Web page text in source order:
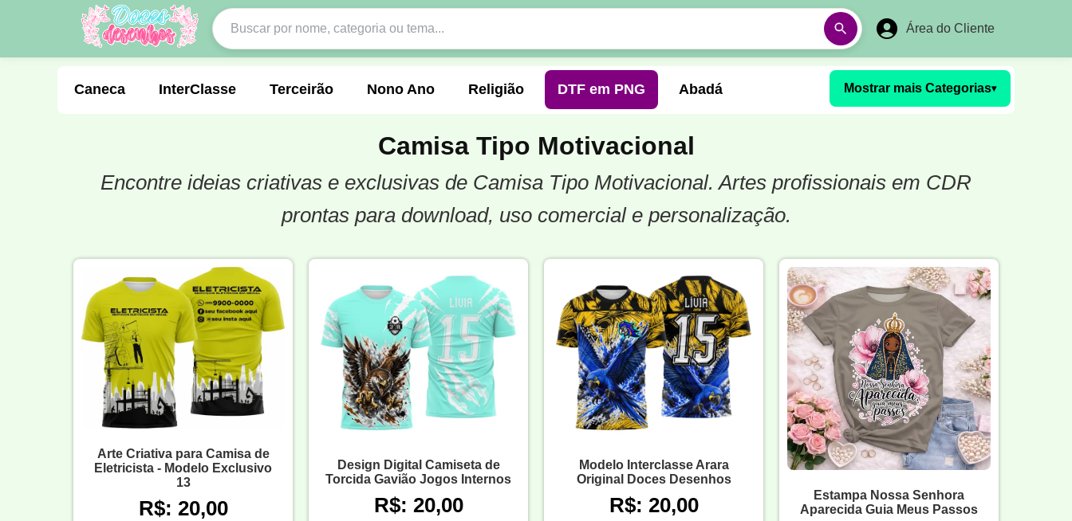
Área do Cliente
Mostrar mais Categorias▾
Caneca InterClasse Terceirão Nono Ano Religião DTF em PNG Abadá
Molde de Costura Professora Fonte Formandos Profissão Festa Junina Ano Novo Réveillon
Natalina Agro Uniforme Futebol Amador
Motocross Ciclismo Pedagogia História Matemática
Língua Portuguesa
Camisa Tipo Motivacional
Encontre ideias criativas e exclusivas de Camisa Tipo Motivacional. Artes profissionais em CDR
prontas para download, uso comercial e personalização.
Arte Criativa para Camisa de
Eletricista - Modelo Exclusivo
13
R$: 20,00
Design Digital Camiseta de
Torcida Gavião Jogos Internos
R$: 20,00
Modelo Interclasse Arara
Original Doces Desenhos
R$: 20,00
Estampa Nossa Senhora
Aparecida Guia Meus Passos